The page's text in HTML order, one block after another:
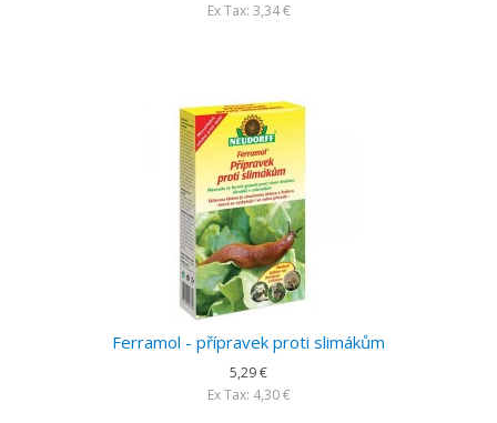
Ex Tax: 3,34 €
Ferramol - přípravek proti slimákům
5,29 €
Ex Tax: 4,30 €